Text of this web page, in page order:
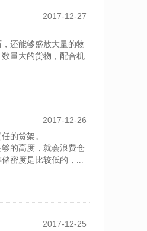
2017-12-27
还能够盛放大量的物
量大的货物，配合机
2017-12-26
的货架。
的高度，就会浪费仓
密度是比较低的，...
2017-12-25